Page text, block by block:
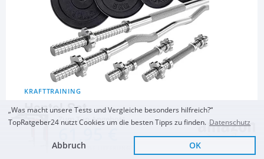
Zum Top Angebot
KOSTENLOSE LIEFERUNG
KRAFTTRAINING
Hantel-Set
Hantelset mit 100 kg
Hantelscheiben Guss
75 kg 1x Langhantel-
Stange
„Was macht unsere Tests und Vergleiche besonders hilfreich?“
TopRatgeber24 nutzt Cookies um die besten Tipps zu finden. Datenschutz
Abbruch OK